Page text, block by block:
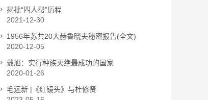
揭批“四人帮”历程
2021-12-30
1956年苏共20大赫鲁晓夫秘密报告(全文)
2020-12-05
戴旭：实行种族灭绝最成功的国家
2020-01-26
毛远新 |《红镜头》与杜修贤